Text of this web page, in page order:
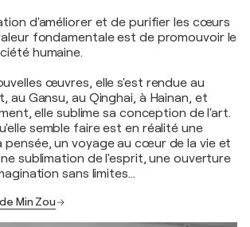
d'améliorer et de purifier les cœurs
fondamentale est de promouvoir le
humaine.
œuvres, elle s'est rendue au
au Gansu, au Qinghai, à Hainan, et
elle sublime sa conception de l'art.
semble faire est en réalité une
pensée, un voyage au cœur de la vie et
sublimation de l'esprit, une ouverture
sans limites…
Min Zou